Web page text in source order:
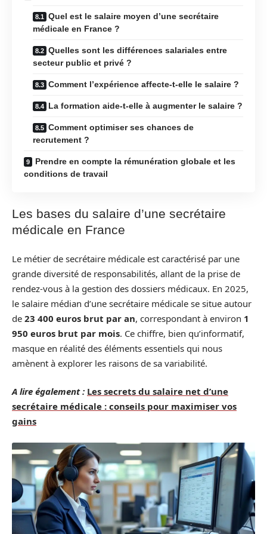
Quel est le salaire moyen d’une secrétaire
médicale en France ?
Quelles sont les différences salariales entre
secteur public et privé ?
Comment l’expérience affecte-t-elle le salaire ?
La formation aide-t-elle à augmenter le salaire ?
Comment optimiser ses chances de
recrutement ?
Prendre en compte la rémunération globale et les
conditions de travail
Les bases du salaire d’une secrétaire
médicale en France
Le métier de secrétaire médicale est caractérisé par une
grande diversité de responsabilités, allant de la prise de
rendez-vous à la gestion des dossiers médicaux. En 2025,
le salaire médian d’une secrétaire médicale se situe autour
de 23 400 euros brut par an, correspondant à environ 1
950 euros brut par mois. Ce chiffre, bien qu’informatif,
masque en réalité des éléments essentiels qui nous
amènent à explorer les raisons de sa variabilité.
A lire également : Les secrets du salaire net d’une
secrétaire médicale : conseils pour maximiser vos
gains